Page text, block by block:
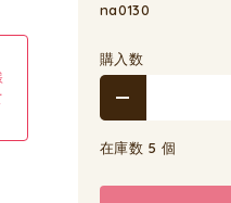
na0130
購入数
在庫数 5 個